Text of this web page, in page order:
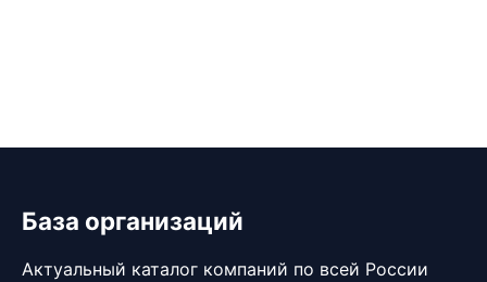
База организаций
Актуальный каталог компаний по всей России